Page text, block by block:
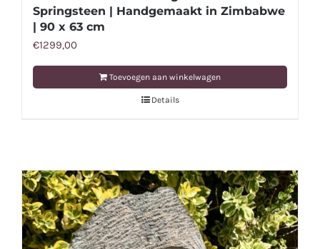
Springsteen | Handgemaakt in Zimbabwe
| 90 x 63 cm
€1299,00
Toevoegen aan winkelwagen
Details